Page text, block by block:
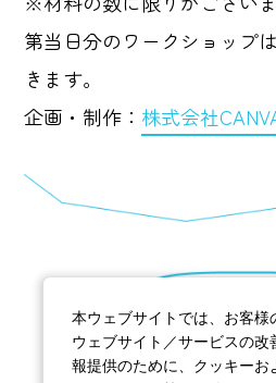
第当日分のワークショップ
きます。
企画・制作：株式会社
本ウェブサイトでは、お客様
ウェブサイト／サービスの
報提供のために、クッキーお